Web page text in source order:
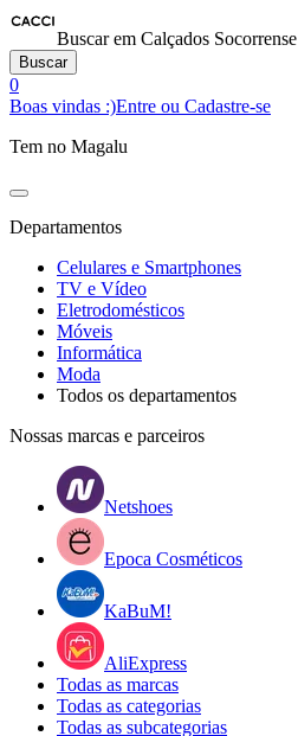
Buscar em Calçados Socorrense
Buscar
0
Boas vindas :)Entre ou Cadastre-se
Tem no Magalu
Departamentos
Celulares e Smartphones
TV e Vídeo
Eletrodomésticos
Móveis
Informática
Moda
Todos os departamentos
Nossas marcas e parceiros
Netshoes
Epoca Cosméticos
KaBuM!
AliExpress
Todas as marcas
Todas as categorias
Todas as subcategorias